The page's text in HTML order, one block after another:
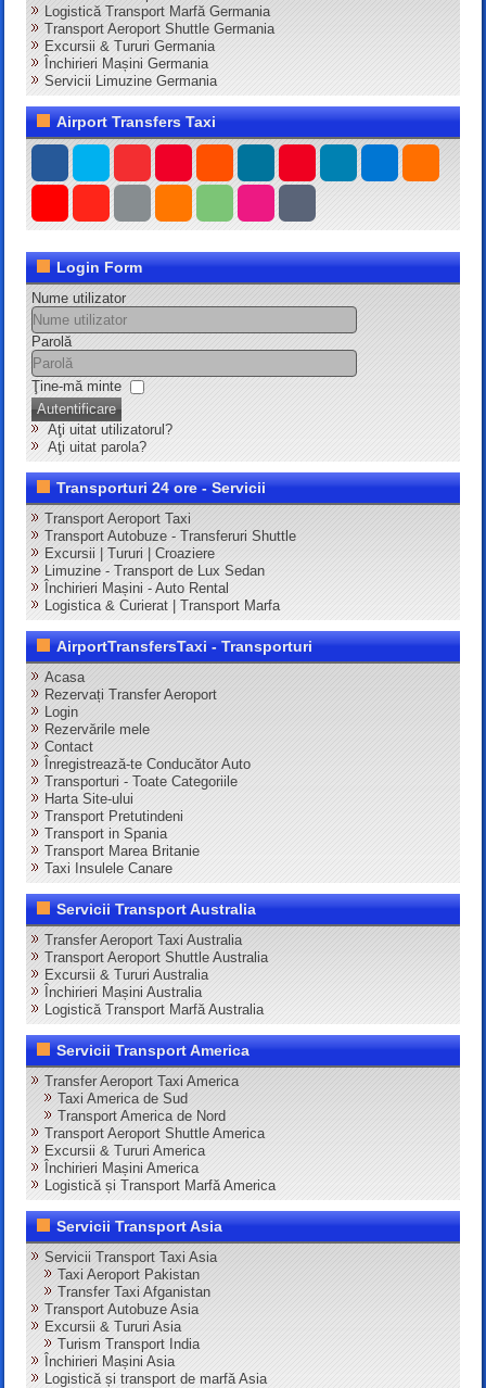
Logistică Transport Marfă Germania
Transport Aeroport Shuttle Germania
Excursii & Tururi Germania
Închirieri Mașini Germania
Servicii Limuzine Germania
Airport Transfers Taxi
Login Form
Nume utilizator
Parolă
Ţine-mă minte
Autentificare
Aţi uitat utilizatorul?
Aţi uitat parola?
Transporturi 24 ore - Servicii
Transport Aeroport Taxi
Transport Autobuze - Transferuri Shuttle
Excursii | Tururi | Croaziere
Limuzine - Transport de Lux Sedan
Închirieri Mașini - Auto Rental
Logistica & Curierat | Transport Marfa
AirportTransfersTaxi - Transporturi
Acasa
Rezervați Transfer Aeroport
Login
Rezervările mele
Contact
Înregistrează-te Conducător Auto
Transporturi - Toate Categoriile
Harta Site-ului
Transport Pretutindeni
Transport in Spania
Transport Marea Britanie
Taxi Insulele Canare
Servicii Transport Australia
Transfer Aeroport Taxi Australia
Transport Aeroport Shuttle Australia
Excursii & Tururi Australia
Închirieri Mașini Australia
Logistică Transport Marfă Australia
Servicii Transport America
Transfer Aeroport Taxi America
Taxi America de Sud
Transport America de Nord
Transport Aeroport Shuttle America
Excursii & Tururi America
Închirieri Mașini America
Logistică și Transport Marfă America
Servicii Transport Asia
Servicii Transport Taxi Asia
Taxi Aeroport Pakistan
Transfer Taxi Afganistan
Transport Autobuze Asia
Excursii & Tururi Asia
Turism Transport India
Închirieri Mașini Asia
Logistică și transport de marfă Asia